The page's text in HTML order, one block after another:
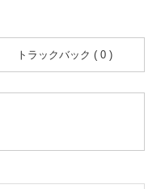
トラックバック ( 0 )